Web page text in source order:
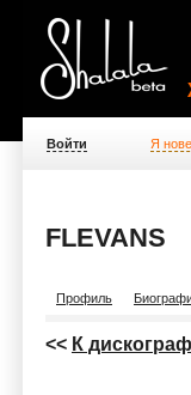
Войти Я
FLEVANS
Профиль
<< К